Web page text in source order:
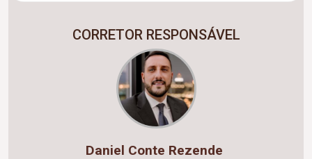
CORRETOR RESPONSÁVEL
Daniel Conte Rezende